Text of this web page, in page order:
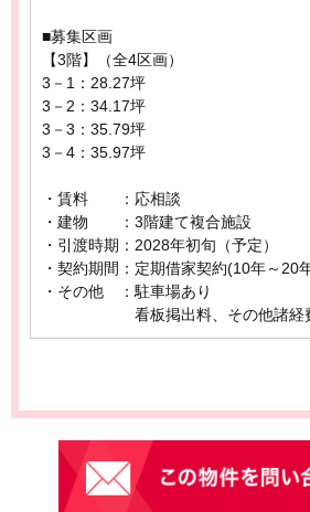
■募集区画
【3階】（全4区画）
3－1：28.27坪
3－2：34.17坪
3－3：35.79坪
3－4：35.97坪
・賃料 ：応相談
・建物 ：3階建て複合施設
・引渡時期：2028年初旬（予定）
・契約期間：定期借家契約(10年～20年
・その他 ：駐車場あり
看板掲出料、その他諸経費